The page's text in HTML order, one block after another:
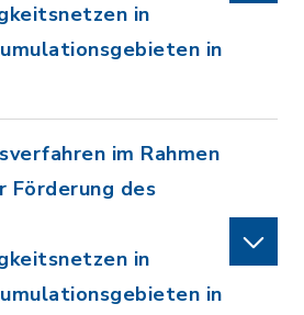
in
in
im Rahmen
Förderung des
in
in